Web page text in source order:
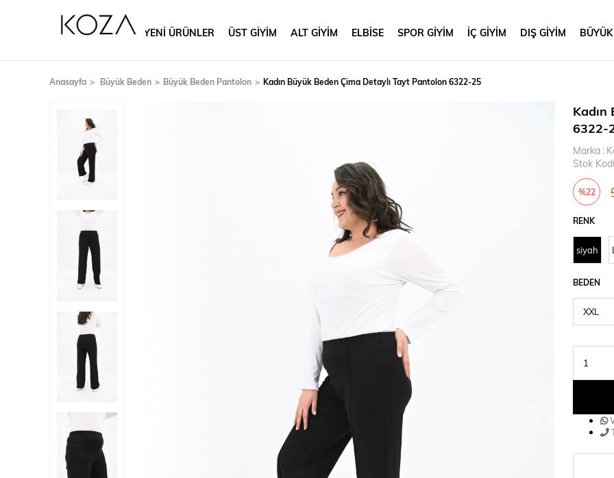
YENİ ÜRÜNLER ÜST GİYİM ALT GİYİM ELBİSE SPOR GİYİM İÇ GİYİM DIŞ GİYİM
Anasayfa Büyük Beden Büyük Beden Pantolon Kadın Büyük Beden Çima Detaylı Tayt Pantolon 6322-25
6322-
Marka :
Stok
%22
İndirim
RENK
siyah
BEDEN